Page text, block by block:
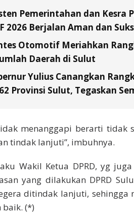
Pemerintahan dan Kesra
2026 Berjalan Aman dan
Otomotif Meriahkan
Daerah di Sulut
Yulius Canangkan
Provinsi Sulut, Tegaskan
menanggapi berarti tidak
tindak lanjuti”, imbuhnya.
Wakil Ketua DPRD, yg
yang dilakukan DPRD
ditindak lanjuti, sehingga
baik. (*)